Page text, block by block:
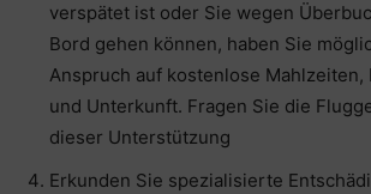
verspätet ist oder Sie wegen
Bord gehen können, haben Sie
Anspruch auf kostenlose Mahlzeiten,
und Unterkunft. Fragen Sie die
dieser Unterstützung
Erkunden Sie spezialisierte